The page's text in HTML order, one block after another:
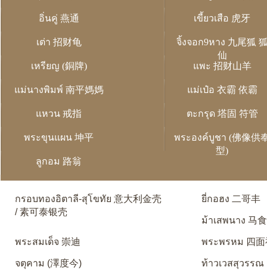
อิ่นคู่ 燕通 เขี้ยวเสือ 虎牙
เต่า 招财龟
จิ้งจอก9หาง 九尾狐
仙
เหรียญ (銅牌)
แพะ 招财山羊
แม่นางพิมพ์ 南平媽媽 แม่เป๋อ 衣霸 依霸
แหวน 戒指 ตะกรุด 塔固 符管
พระขุนแผน 坤平
พระองค์บูชา (佛像供
型)
ลูกอม 路翁
กรอบทองอิตาลี-สุโขทัย 意大利金壳
/ 素可泰银壳
ยี่กอฮง 二哥丰
ม้าเสพนาง 马
พระสมเด็จ 崇迪 พระพรหม 四面
จตุคาม (澤度今) ท้าวเวสสุวรรณ